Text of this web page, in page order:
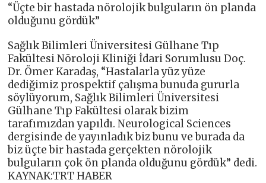
“Üçte bir hastada nörolojik bulguların ön planda
olduğunu gördük”
Sağlık Bilimleri Üniversitesi Gülhane Tıp
Fakültesi Nöroloji Kliniği İdari Sorumlusu Doç.
Dr. Ömer Karadaş, “Hastalarla yüz yüze
dediğimiz prospektif çalışma bunuda gururla
söylüyorum, Sağlık Bilimleri Üniversitesi
Gülhane Tıp Fakültesi olarak bizim
tarafımızdan yapıldı. Neurological Sciences
dergisinde de yayınladık biz bunu ve burada da
biz üçte bir hastada gerçekten nörolojik
bulguların çok ön planda olduğunu gördük” dedi.
KAYNAK:TRT HABER